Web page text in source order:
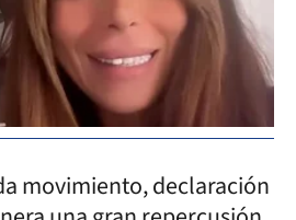
movimiento, declaración